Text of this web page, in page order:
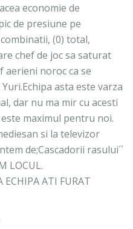
economie de
de presiune pe
(0) total,
chef de joc sa saturat
aerieni noroc ca se
asta este varza
dar nu ma mir cu acesti
maximul pentru noi.
si la televizor
de;Cascadorii rasului´´
LOCUL.
ECHIPA ATI FURAT